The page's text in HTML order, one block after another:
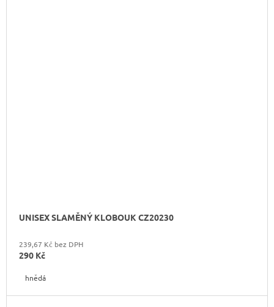
UNISEX SLAMĚNÝ KLOBOUK CZ20230
239,67 Kč bez DPH
290 Kč
hnědá